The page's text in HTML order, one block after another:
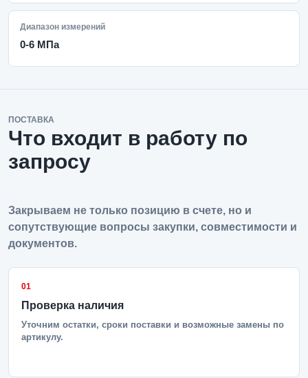
Диапазон измерений
0-6 МПа
ПОСТАВКА
Что входит в работу по
запросу
Закрываем не только позицию в счете, но и
сопутствующие вопросы закупки, совместимости и
документов.
01
Проверка наличия
Уточним остатки, сроки поставки и возможные замены по
артикулу.